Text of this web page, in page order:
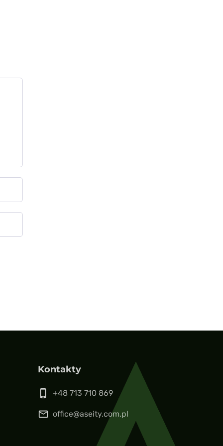
Kontakty
phone_iphone +48 713 710 869
mail_outline office@aseity.com.pl